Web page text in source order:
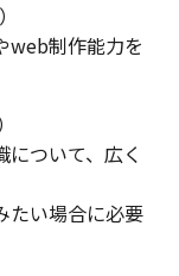
web制作能力を
ついて、広く
たい場合に必要